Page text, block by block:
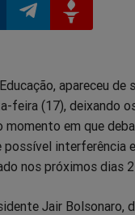
no
Telegram
no
Gettr
apareceu de
feira (17), deixando
momento em que
interferência
nos próximos dias
Jair Bolsonaro,